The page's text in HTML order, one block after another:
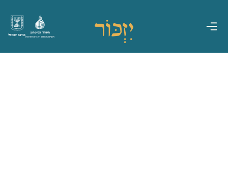
מדינת ישראל
משרד הביטחון
אגף משפחות, הנצחה ומורשת